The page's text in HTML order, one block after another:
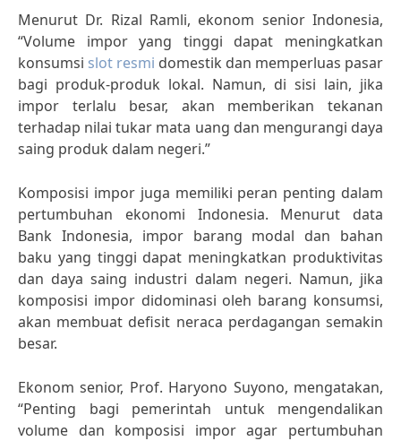
Menurut Dr. Rizal Ramli, ekonom senior Indonesia,
“Volume impor yang tinggi dapat meningkatkan
konsumsi slot resmi domestik dan memperluas pasar
bagi produk-produk lokal. Namun, di sisi lain, jika
impor terlalu besar, akan memberikan tekanan
terhadap nilai tukar mata uang dan mengurangi daya
saing produk dalam negeri.”
Komposisi impor juga memiliki peran penting dalam
pertumbuhan ekonomi Indonesia. Menurut data
Bank Indonesia, impor barang modal dan bahan
baku yang tinggi dapat meningkatkan produktivitas
dan daya saing industri dalam negeri. Namun, jika
komposisi impor didominasi oleh barang konsumsi,
akan membuat defisit neraca perdagangan semakin
besar.
Ekonom senior, Prof. Haryono Suyono, mengatakan,
“Penting bagi pemerintah untuk mengendalikan
volume dan komposisi impor agar pertumbuhan